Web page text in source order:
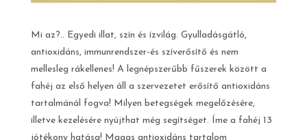
Mi az?.. Egyedi illat, szín és ízvilág. Gyulladásgátló,
antioxidáns, immunrendszer-és szíverősítő és nem
mellesleg rákellenes! A legnépszerűbb fűszerek között a
fahéj az első helyen áll a szervezetet erősítő antioxidáns
tartalmánál fogva! Milyen betegségek megelőzésére,
illetve kezelésére nyújthat még segítséget. Íme a fahéj 13
jótékony hatása! Magas antioxidáns tartalom